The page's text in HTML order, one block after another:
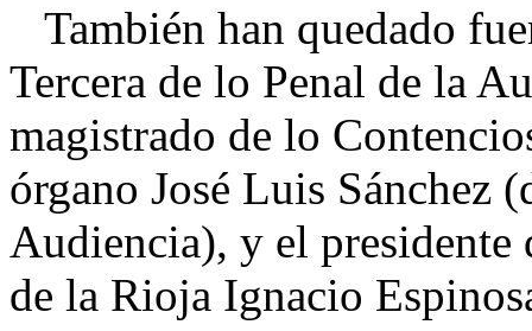
También han quedado
Tercera de lo Penal de la
magistrado de lo
órgano José Luis Sánchez
Audiencia), y el
de la Rioja Ignacio